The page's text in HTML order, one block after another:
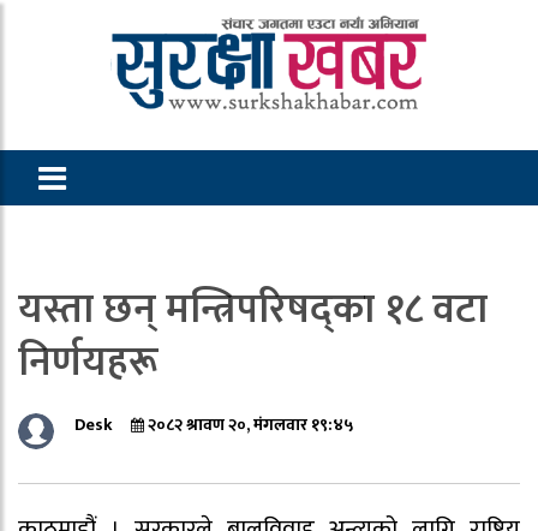
यस्ता छन् मन्त्रिपरिषद्का १८ वटा
निर्णयहरू
Desk २०८२ श्रावण २०, मंगलवार १९:४५